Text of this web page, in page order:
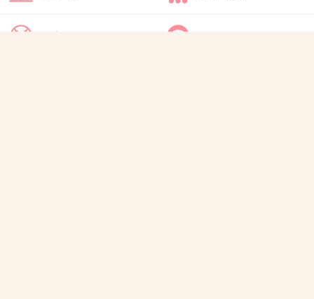
36. 匿名 2019/05/01(水) 14:17:09